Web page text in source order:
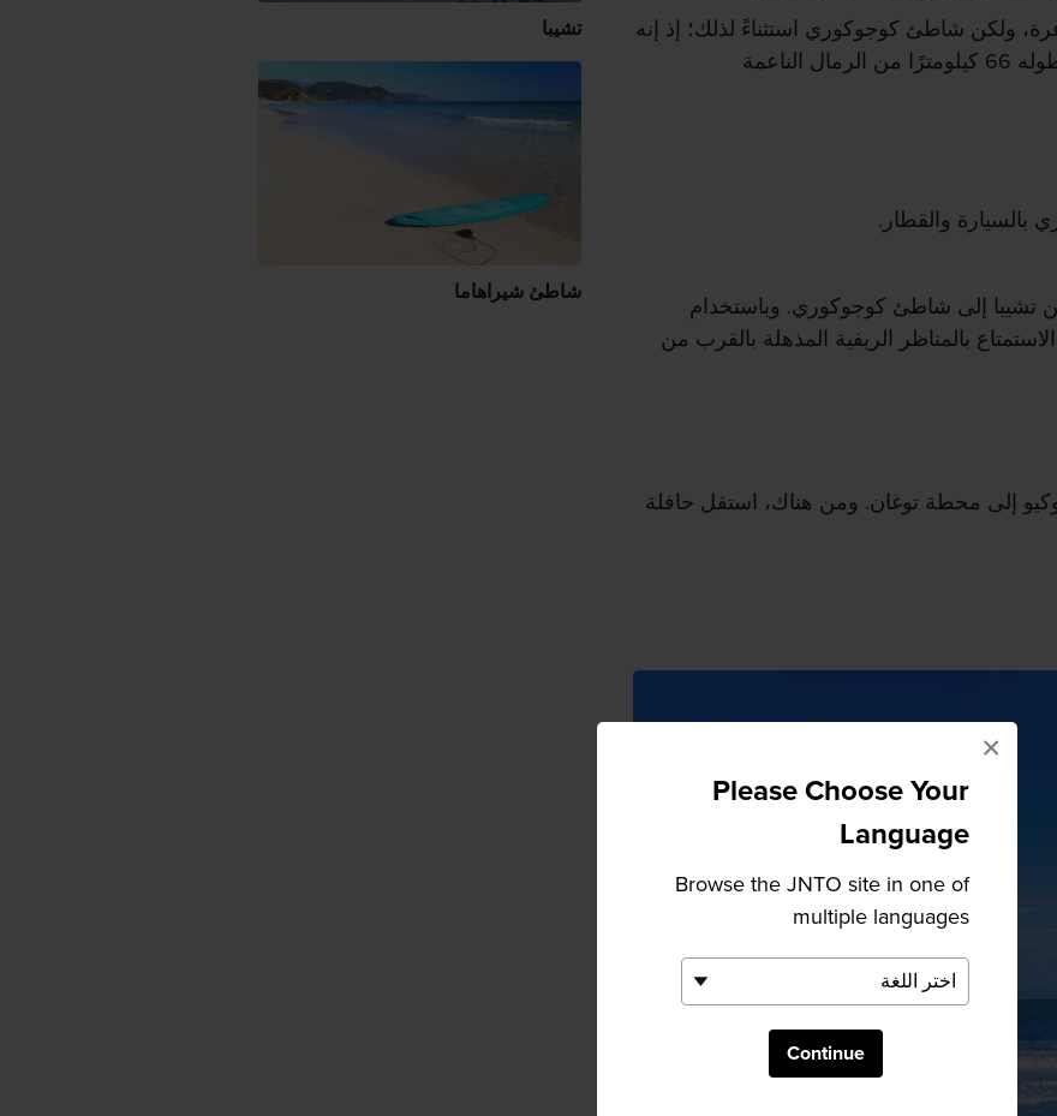
Please Choose Your
Language
Browse the JNTO site in one of
multiple languages
Continue
×
ولكن شاطئ كوجوكوري استثناءً لذلك؛ إذ إنه
والقطار.
تشيبا إلى شاطئ كوجوكوري. وباستخدام
من الاستمتاع بالمناظر الريفية المذهلة بالقرب من
إلى محطة توغان. ومن هناك، استقل حافلة
تشيبا
شاطئ شيراهاما